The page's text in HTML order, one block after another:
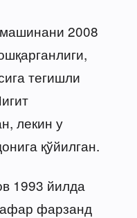
2008
тегишли
лекин у
қўйилган.
1993 йилда
фарзанд